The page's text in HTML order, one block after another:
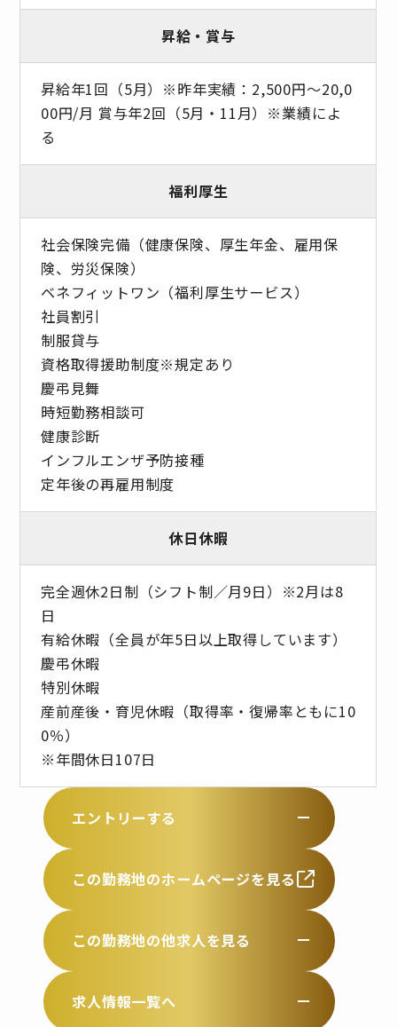
昇給・賞与
昇給年1回（5月）※昨年実績：2,500円～20,0
00円/月 賞与年2回（5月・11月）※業績によ
る
福利厚生
社会保険完備（健康保険、厚生年金、雇用保
険、労災保険）
ベネフィットワン（福利厚生サービス）
社員割引
制服貸与
資格取得援助制度※規定あり
慶弔見舞
時短勤務相談可
健康診断
インフルエンザ予防接種
定年後の再雇用制度
休日休暇
完全週休2日制（シフト制／月9日）※2月は8
日
有給休暇（全員が年5日以上取得しています）
慶弔休暇
特別休暇
産前産後・育児休暇（取得率・復帰率ともに10
0％）
※年間休日107日
エントリーする
この勤務地のホームページを見る
この勤務地の他求人を見る
求人情報一覧へ